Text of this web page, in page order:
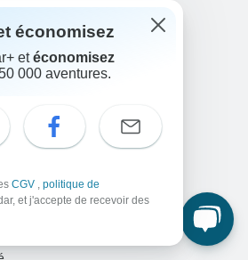
?
connectées
prospère
économisez
etéconomisez
000 aventures.
CGV , politique de
et j'accepte de recevoir des